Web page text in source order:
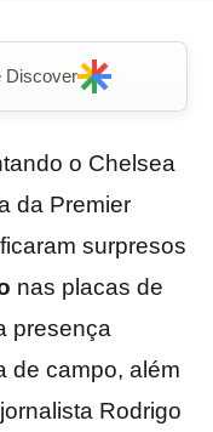
Discover
o Chelsea
da Premier
surpresos
nas placas de
presença
de campo, além
Rodrigo